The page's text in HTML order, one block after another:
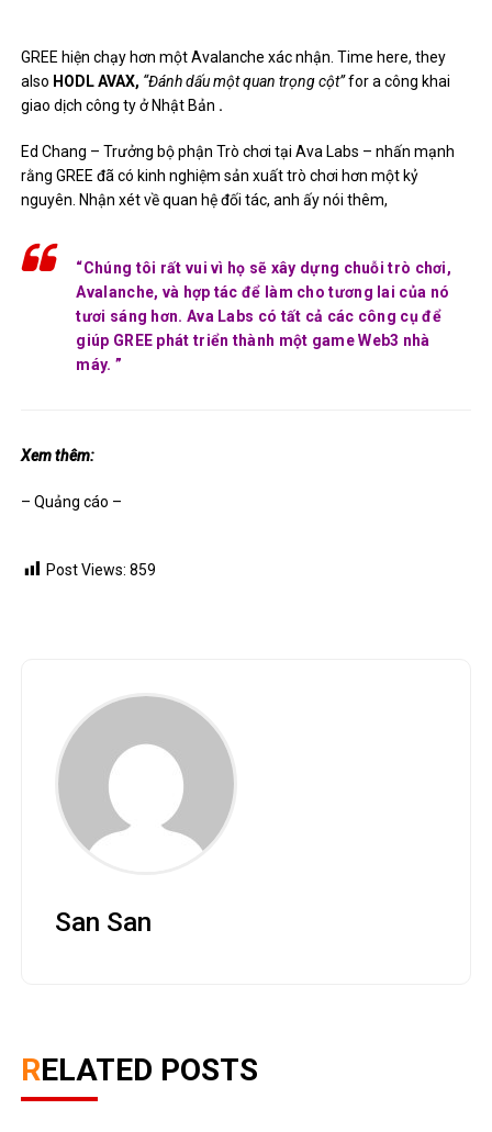
GREE hiện chạy hơn một Avalanche xác nhận. Time here, they
also HODL AVAX, “Đánh dấu một quan trọng cột”for a công khai
giao dịch công ty ở Nhật Bản .
Ed Chang – Trưởng bộ phận Trò chơi tại Ava Labs – nhấn mạnh
rằng GREE đã có kinh nghiệm sản xuất trò chơi hơn một kỷ
nguyên. Nhận xét về quan hệ đối tác, anh ấy nói thêm,
“Chúng tôi rất vui vì họ sẽ xây dựng chuỗi trò chơi,
Avalanche, và hợp tác để làm cho tương lai của nó
tươi sáng hơn. Ava Labs có tất cả các công cụ để
giúp GREE phát triển thành một game Web3 nhà
máy. ”
Xem thêm:
– Quảng cáo –
Post Views: 859
San San
RELATED POSTS